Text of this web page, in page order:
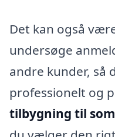
Det kan også
undersøge
andre kunder, så
professionelt og
tilbygning til